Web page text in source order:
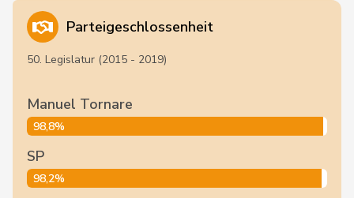
Parteigeschlossenheit
50. Legislatur (2015 - 2019)
Manuel Tornare
98,8%
SP
98,2%